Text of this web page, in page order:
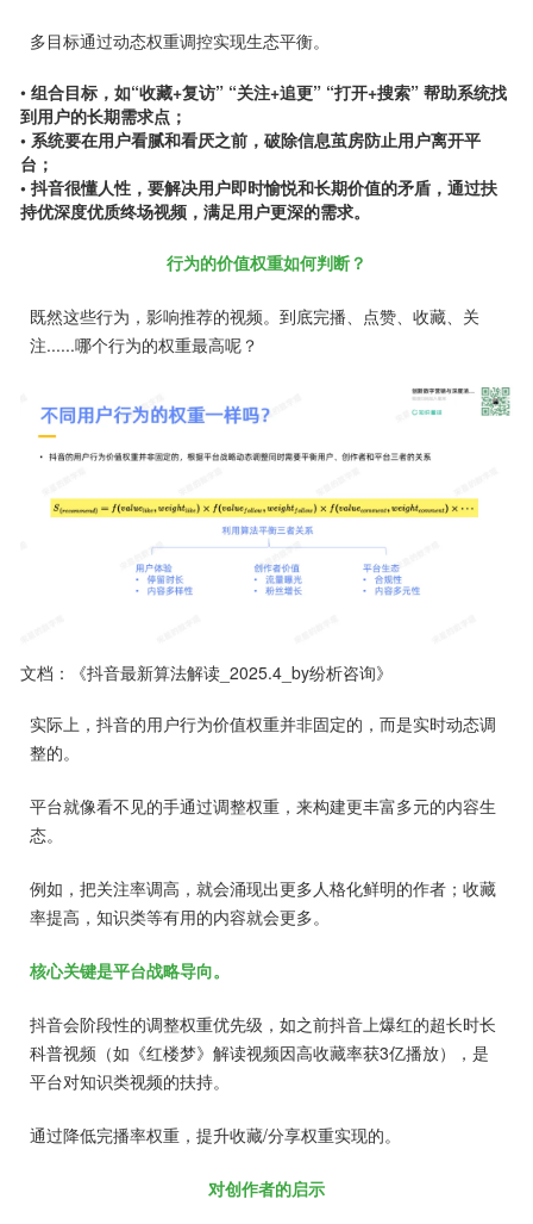
多目标通过动态权重调控实现生态平衡。
• 组合目标，如“收藏+复访” “关注+追更” “打开+搜索” 帮助系统找
到用户的长期需求点；
• 系统要在用户看腻和看厌之前，破除信息茧房防止用户离开平
台；
• 抖音很懂人性，要解决用户即时愉悦和长期价值的矛盾，通过扶
持优深度优质终场视频，满足用户更深的需求。
行为的价值权重如何判断？
既然这些行为，影响推荐的视频。到底完播、点赞、收藏、关
注......哪个行为的权重最高呢？
文档：《抖音最新算法解读_2025.4_by纷析咨询》
实际上，抖音的用户行为价值权重并非固定的，而是实时动态调
整的。
平台就像看不见的手通过调整权重，来构建更丰富多元的内容生
态。
例如，把关注率调高，就会涌现出更多人格化鲜明的作者；收藏
率提高，知识类等有用的内容就会更多。
核心关键是平台战略导向。
抖音会阶段性的调整权重优先级，如之前抖音上爆红的超长时长
科普视频（如《红楼梦》解读视频因高收藏率获3亿播放），是
平台对知识类视频的扶持。
通过降低完播率权重，提升收藏/分享权重实现的。
对创作者的启示